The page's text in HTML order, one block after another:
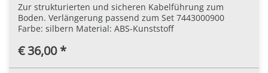
Zur strukturierten und sicheren Kabelführung zum
Boden. Verlängerung passend zum Set 7443000900
Farbe: silbern Material: ABS-Kunststoff
€ 36,00 *